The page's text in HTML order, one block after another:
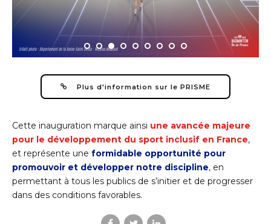
Plus d'information sur le PRISME
Cette inauguration marque ainsi une avancée majeure
pour le développement du sport inclusif en France,
et représente une formidable opportunité pour
promouvoir et développer notre discipline, en
permettant à tous les publics de s’initier et de progresser
dans des conditions favorables.